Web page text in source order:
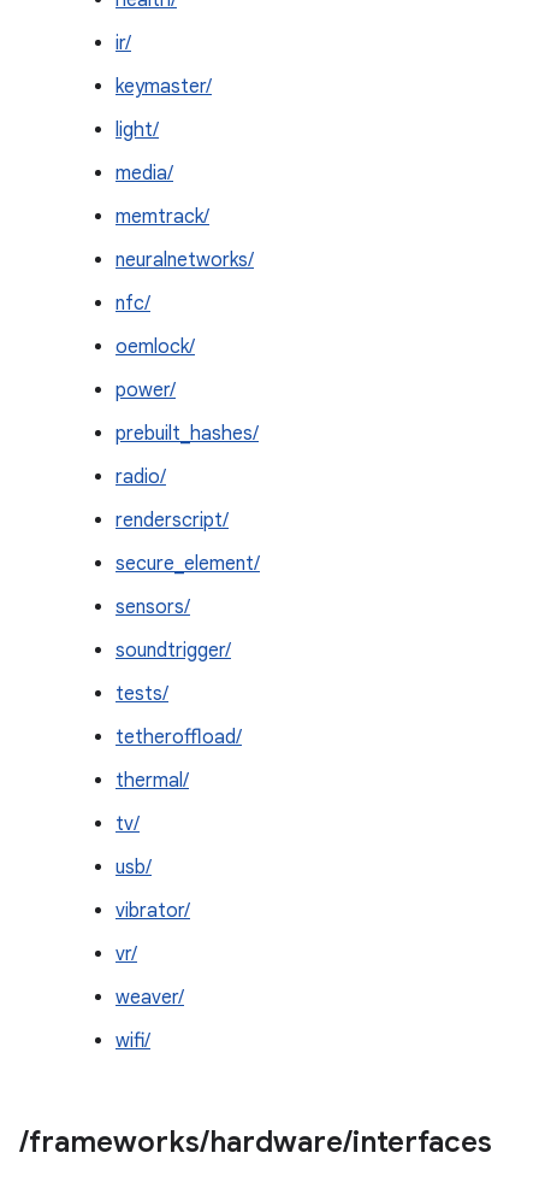
ir/
keymaster/
light/
media/
memtrack/
neuralnetworks/
nfc/
oemlock/
power/
prebuilt_hashes/
radio/
renderscript/
secure_element/
sensors/
soundtrigger/
tests/
tetheroffload/
thermal/
tv/
usb/
vibrator/
vr/
weaver/
wifi/
/frameworks/hardware/interfaces